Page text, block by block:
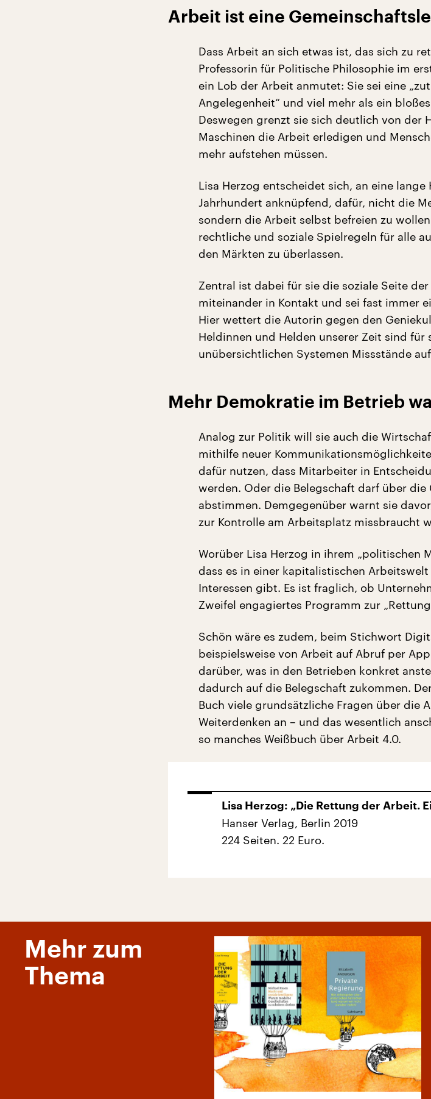
Arbeit ist eine
Dass Arbeit an sich etwas ist, das sich zu
Professorin für Politische Philosophie im
ein Lob der Arbeit anmutet: Sie sei eine
Angelegenheit“ und viel mehr als ein
Deswegen grenzt sie sich deutlich von der
Maschinen die Arbeit erledigen und
mehr aufstehen müssen.
Lisa Herzog entscheidet sich, an eine lange
Jahrhundert anknüpfend, dafür, nicht die
sondern die Arbeit selbst befreien zu
rechtliche und soziale Spielregeln für alle
den Märkten zu überlassen.
Zentral ist dabei für sie die soziale Seite
miteinander in Kontakt und sei fast immer
Hier wettert die Autorin gegen den
Heldinnen und Helden unserer Zeit sind für
unübersichtlichen Systemen Missstände
Mehr Demokratie im Betrieb
Analog zur Politik will sie auch die
mithilfe neuer
dafür nutzen, dass Mitarbeiter in
werden. Oder die Belegschaft darf über die
abstimmen. Demgegenüber warnt sie
zur Kontrolle am Arbeitsplatz missbraucht
Worüber Lisa Herzog in ihrem „politischen
dass es in einer kapitalistischen
Interessen gibt. Es ist fraglich, ob
Zweifel engagiertes Programm zur
Schön wäre es zudem, beim Stichwort
beispielsweise von Arbeit auf Abruf per
darüber, was in den Betrieben konkret
dadurch auf die Belegschaft zukommen.
Buch viele grundsätzliche Fragen über die
Weiterdenken an – und das wesentlich
so manches Weißbuch über Arbeit 4.0.
Lisa Herzog: „Die Rettung der Arbeit.
Hanser Verlag, Berlin 2019
224 Seiten. 22 Euro.
Mehr zum
Thema